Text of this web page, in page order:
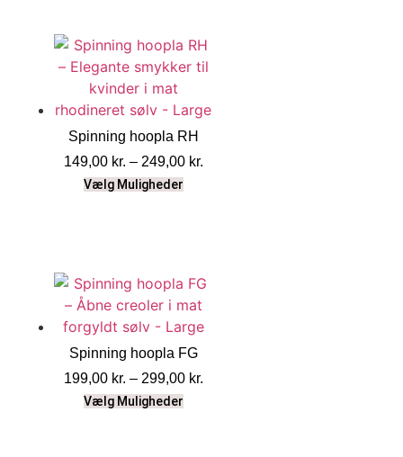
Spinning hoopla RH
149,00 kr. – 249,00 kr.
Vælg Muligheder
Spinning hoopla FG
199,00 kr. – 299,00 kr.
Vælg Muligheder